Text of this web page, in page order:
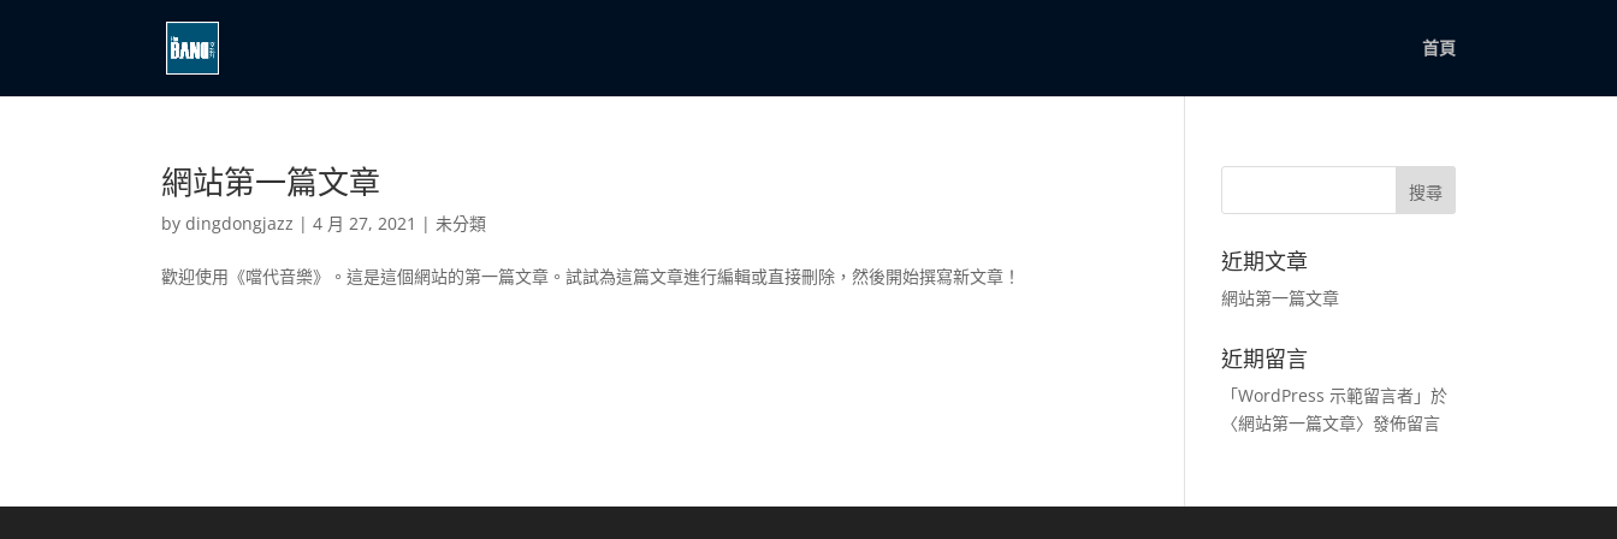
首頁
網站第一篇文章
bydingdongjazz |4 月 27, 2021 | 未分類
歡迎使用《噹代音樂》。這是這個網站的第一篇文章。試試為這篇文章進行編輯或直接刪除，然後開始撰寫新文章！
近期文章
網站第一篇文章
近期留言
「WordPress 示範留言者 」於
〈網站第一篇文章〉發佈留言